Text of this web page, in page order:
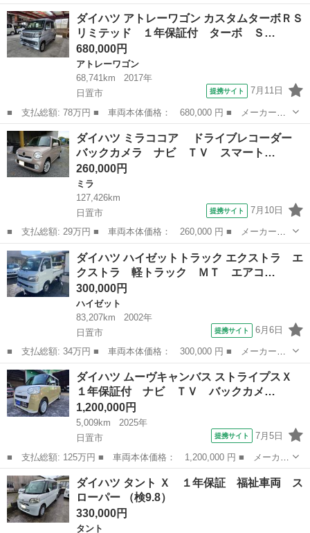
名： ダイハツ ■ 車種名： ミラココア ■ グレード名： ココア
プラスＸ ＥＴＣ ＬＥＤヘッドランプ スマートキー アイドリン
グストップ 電動...
鹿児島 日置市
ダイハツ アトレーワゴン カスタムターボＲＳ
リミテッド １年保証付 ターボ Ｓ…
680,000円
アトレーワゴン
68,741km
2017年
日置市
提携サイト 7月11日
■ 支払総額: 78万円 ■ 車両本体価格： 680,000 円 ■ メーカー
名： ダイハツ ■ 車種名： アトレーワゴン ■ グレード名： カ
スタムターボＲＳリミテッド １年保証付 ターボ ＳＤナビ フル
セグＴＶ ブルー...
鹿児島 日置市 アトレーワゴン
ダイハツ ミラココア ドライブレコーダー
バックカメラ ナビ ＴＶ スマート…
260,000円
ミラ
127,426km
日置市
提携サイト 7月10日
■ 支払総額: 29万円 ■ 車両本体価格： 260,000 円 ■ メーカー
名： ダイハツ ■ 車種名： ミラココア ■ グレード名： ドラ
イブレコーダー バックカメラ ナビ ＴＶ スマートキー アイド
リングストップ ...
鹿児島 日置市
ダイハツ ハイゼットトラック エクストラ エ
クストラ 軽トラック ＭＴ エアコ…
300,000円
ハイゼット
83,207km
2002年
日置市
提携サイト 6月6日
■ 支払総額: 34万円 ■ 車両本体価格： 300,000 円 ■ メーカー
名： ダイハツ ■ 車種名： ハイゼットトラック ■ グレード
名： エクストラ エクストラ 軽トラック ＭＴ エアコン ■ 排
気量： 660cc...
鹿児島 日置市 ハイゼット
ダイハツ ムーヴキャンバス ストライプスＸ
１年保証付 ナビ ＴＶ バックカメ…
1,200,000円
5,009km
2025年
日置市
提携サイト 7月5日
■ 支払総額: 125万円 ■ 車両本体価格： 1,200,000 円 ■ メーカー
名： ダイハツ ■ 車種名： ムーヴキャンバス ■ グレード名：
ストライプスＸ １年保証付 ナビ ＴＶ バックカメラ 両側電動
ドア 衝突...
鹿児島 日置市 ダイハツ
ダイハツ タント Ｘ １年保証 福祉車両 ス
ローパー （検9.8）
330,000円
タント